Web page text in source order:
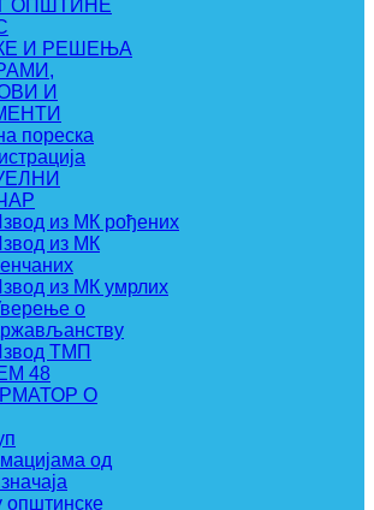
ОПШТИНЕ
И РЕШЕЊА
И
пореска
из МК рођених
из МК
из МК умрлих
о
ТМП
48
О
од
општинске